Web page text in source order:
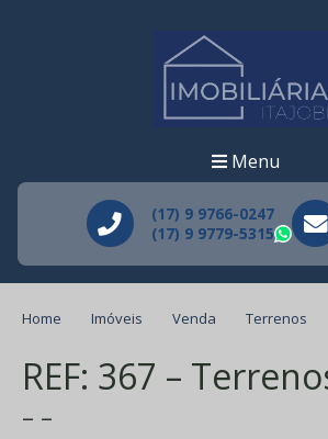
Menu
(17) 9 9766-0247
(17) 9 9779-5315
Home Imóveis Venda Terrenos
REF: 367 –
– –